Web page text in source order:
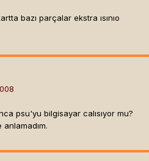
bazı parçalar ekstra ısınıo
psu'yu bilgisayar calısıyor mu?